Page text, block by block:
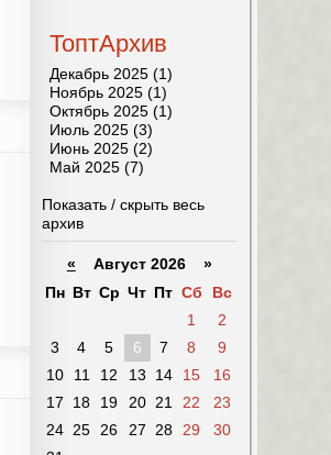
ТоптАрхив
Декабрь 2025 (1)
Ноябрь 2025 (1)
Октябрь 2025 (1)
Июль 2025 (3)
Июнь 2025 (2)
Май 2025 (7)
Показать / скрыть весь
архив
« Август 2026 »
Пн Вт Ср Чт Пт Сб
Вс
1
2
3
4 5 6 7 8
9
10
11 12 13 14 15
16
17
18 19 20 21 22
23
24 25 26 27 28 29
30